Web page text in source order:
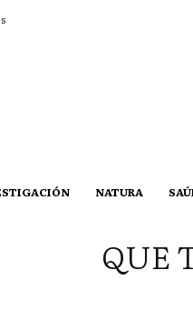
NATURA
QUE